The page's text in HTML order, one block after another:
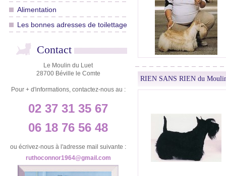
Alimentation
Les bonnes adresses de toilettage
Contact
Le Moulin du Luet
28700 Béville le Comte
Pour + d'informations, contactez-nous au :
02 37 31 35 67
06 18 76 56 48
ou écrivez-nous à l'adresse mail suivante :
ruthoconnor1964@gmail.com
RIEN SANS RIEN du